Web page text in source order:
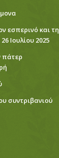
εσπερινό και τη
Ιουλίου 2025
πάτερ
συντριβανιού